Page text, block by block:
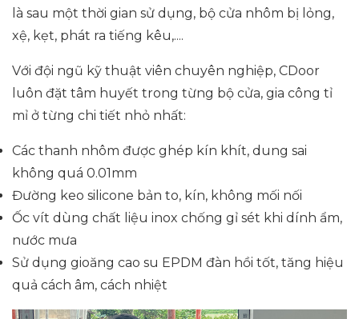
là sau một thời gian sử dụng, bộ cửa nhôm bị lỏng,
xệ, kẹt, phát ra tiếng kêu,....
Với đội ngũ kỹ thuật viên chuyên nghiệp, CDoor
luôn đặt tâm huyết trong từng bộ cửa, gia công tỉ
mỉ ở từng chi tiết nhỏ nhất:
Các thanh nhôm được ghép kín khít, dung sai
không quá 0.01mm
Đường keo silicone bản to, kín, không mối nối
Ốc vít dùng chất liệu inox chống gỉ sét khi dính ẩm,
nước mưa
Sử dụng gioăng cao su EPDM đàn hồi tốt, tăng hiệu
quả cách âm, cách nhiệt